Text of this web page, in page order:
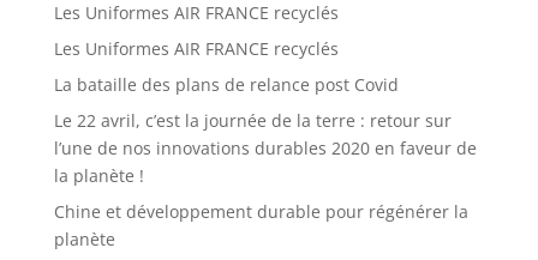
Les Uniformes AIR FRANCE recyclés
Les Uniformes AIR FRANCE recyclés
La bataille des plans de relance post Covid
Le 22 avril, c’est la journée de la terre : retour sur
l’une de nos innovations durables 2020 en faveur de
la planète !
Chine et développement durable pour régénérer la
planète